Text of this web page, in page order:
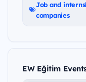
Job and
companies
EW Eğitim